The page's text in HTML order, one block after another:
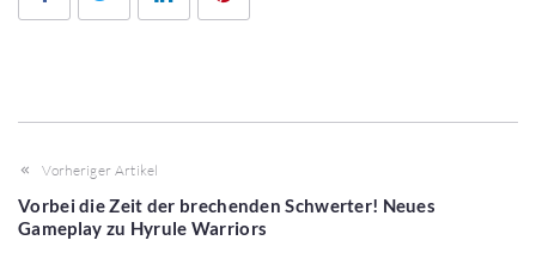
Vorheriger Artikel
Vorbei die Zeit der brechenden Schwerter! Neues
Gameplay zu Hyrule Warriors